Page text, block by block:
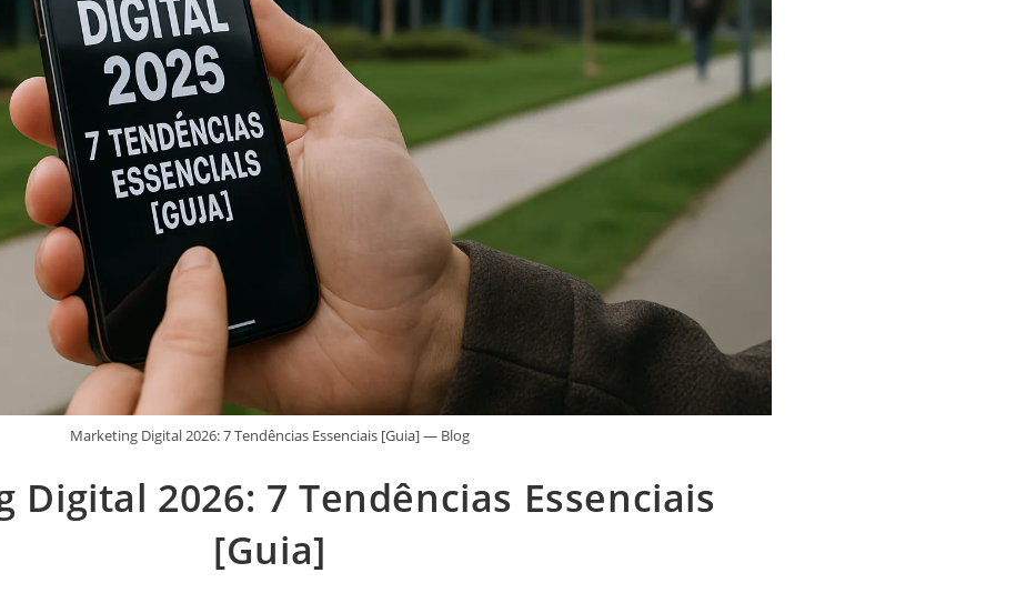
Marketing Digital 2026: 7 Tendências Essenciais [Guia] — Blog
Digital 2026: 7 Tendências Essenciais
[Guia]